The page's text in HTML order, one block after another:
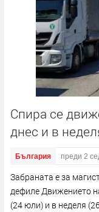
Спира се
днес и в
България преди 2
Забраната е за
дефиле Движението
(24 юли) и в неделя